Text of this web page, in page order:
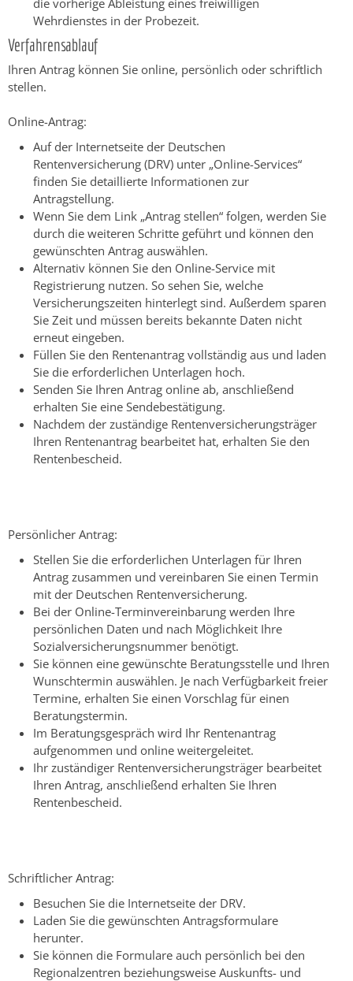
die vorherige Ableistung eines freiwilligen
Wehrdienstes in der Probezeit.
Verfahrensablauf
Ihren Antrag können Sie online, persönlich oder schriftlich
stellen.
Online-Antrag:
Auf der Internetseite der Deutschen
Rentenversicherung (DRV) unter „Online-Services“
finden Sie detaillierte Informationen zur
Antragstellung.
Wenn Sie dem Link „Antrag stellen“ folgen, werden Sie
durch die weiteren Schritte geführt und können den
gewünschten Antrag auswählen.
Alternativ können Sie den Online-Service mit
Registrierung nutzen. So sehen Sie, welche
Versicherungszeiten hinterlegt sind. Außerdem sparen
Sie Zeit und müssen bereits bekannte Daten nicht
erneut eingeben.
Füllen Sie den Rentenantrag vollständig aus und laden
Sie die erforderlichen Unterlagen hoch.
Senden Sie Ihren Antrag online ab, anschließend
erhalten Sie eine Sendebestätigung.
Nachdem der zuständige Rentenversicherungsträger
Ihren Rentenantrag bearbeitet hat, erhalten Sie den
Rentenbescheid.
Persönlicher Antrag:
Stellen Sie die erforderlichen Unterlagen für Ihren
Antrag zusammen und vereinbaren Sie einen Termin
mit der Deutschen Rentenversicherung.
Bei der Online-Terminvereinbarung werden Ihre
persönlichen Daten und nach Möglichkeit Ihre
Sozialversicherungsnummer benötigt.
Sie können eine gewünschte Beratungsstelle und Ihren
Wunschtermin auswählen. Je nach Verfügbarkeit freier
Termine, erhalten Sie einen Vorschlag für einen
Beratungstermin.
Im Beratungsgespräch wird Ihr Rentenantrag
aufgenommen und online weitergeleitet.
Ihr zuständiger Rentenversicherungsträger bearbeitet
Ihren Antrag, anschließend erhalten Sie Ihren
Rentenbescheid.
Schriftlicher Antrag:
Besuchen Sie die Internetseite der DRV.
Laden Sie die gewünschten Antragsformulare
herunter.
Sie können die Formulare auch persönlich bei den
Regionalzentren beziehungsweise Auskunfts­- und